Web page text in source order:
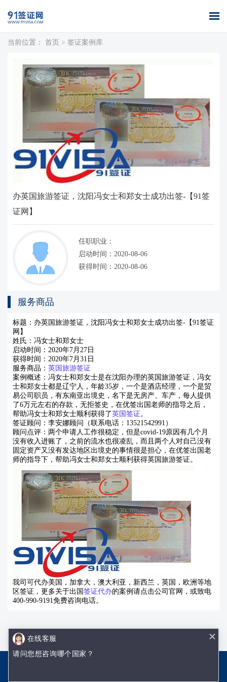
首页 全球签证
办理
签证案例
库
当前位置： 首页 > 签证案例库
办英国旅游签证，沈阳冯女士和郑女士成功出签-【91签
证网】
任职职业：
启动时间：2020-08-06
获得时间：2020-08-06
服务商品
标题：办英国旅游签证， 沈阳 冯女士和郑女士成功出签-【91签证
网】
姓氏：冯女士和郑女士
启动时间：2020年7 月 27 日
获得时间：2020年7 月 31 日
服务商品： 英国旅游签证
案例概述：冯女士和郑女士是在沈阳办理的英国旅游签证，冯女
士和郑女士都是辽宁人，年龄35岁，一个是酒店经理，一个是贸
易公司职员，有东南亚出境史，名下是无房产、车产，每人提供
了6万元左右的存款，无拒签史，在优签出国老师的指导之后，
帮助冯女士和郑女士顺利获得了英国签证 。
签证顾问：李安娜顾问（联系电话： 13521542991 ）
顾问点评：两个申请人工作很稳定，但是covid-19原因有几个月
没有收入进账了，之前的流水也很凌乱，而且两个人对自己没有
固定资产又没有发达地区出境史的事情很是担心，在优签出国老
师的指导下，帮助冯女士和郑女士顺利获得英国旅游签证。
我司可代办美国，加拿大，澳大利亚，新西兰，英国，欧洲等地
区签证，更多关于出国 签证代办的案例请点击公司官网，或致电
400-990-9191 免费咨询电话。
在线客服
请问您想咨询哪个国家？